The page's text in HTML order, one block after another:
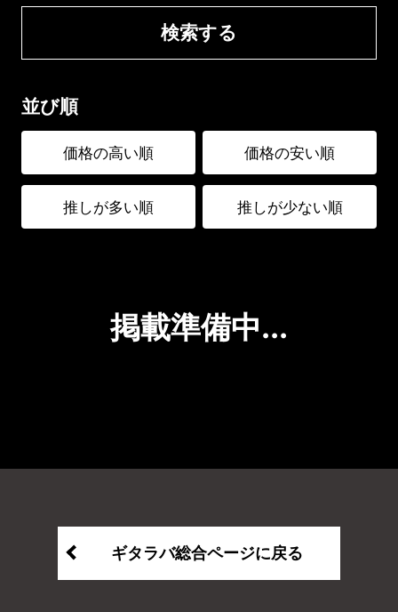
検索する
並び順
価格の高い順 価格の安い順
推しが多い順 推しが少ない順
掲載準備中...
ギタラバ総合ページに戻る